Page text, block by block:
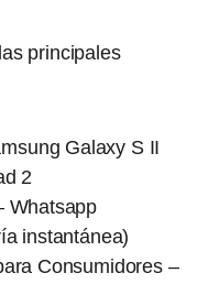
principales
Galaxy S II
2
Whatsapp
instantánea)
Consumidores –